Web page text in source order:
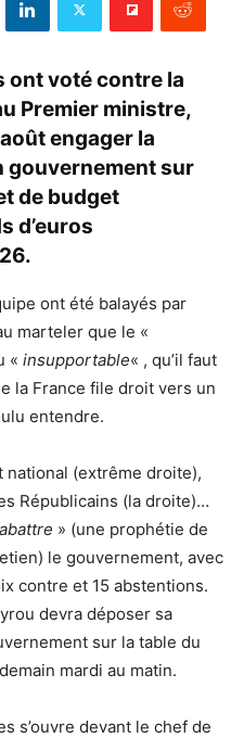
ont voté contre la
Premier ministre,
engager la
gouvernement sur
de budget
d’euros
ont été balayés par
marteler que le «
« insupportable« , qu’il faut
la France file droit vers un
entendre.
national (extrême droite),
Républicains (la droite)…
abattre » (une prophétie de
le gouvernement, avec
contre et 15 abstentions.
devra déposer sa
sur la table du
mardi au matin.
s’ouvre devant le chef de